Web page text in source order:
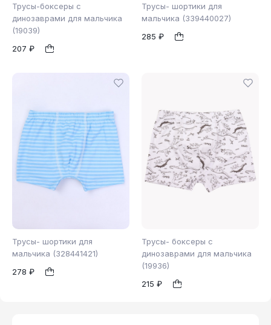
Трусы-боксеры с
динозаврами для мальчика
(19039)
207 ₽
1
Трусы- шортики для
мальчика (339440027)
285 ₽
98
Трусы- шортики для
мальчика (328441421)
278 ₽
98 110
Трусы- боксеры с
динозаврами для мальчика
(19936)
215 ₽
1